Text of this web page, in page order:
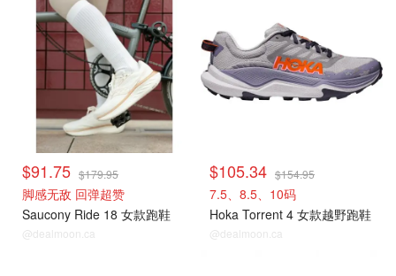
$91.75 $179.95
脚感无敌 回弹超赞
Saucony Ride 18 女款跑鞋
@dealmoon.ca
$105.34 $154.95
7.5、8.5、10码
Hoka Torrent 4 女款越野跑鞋
@dealmoon.ca